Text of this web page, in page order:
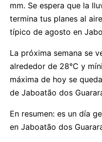
mm. Se espera que la
termina tus planes al
típico de agosto en
La próxima semana se
alrededor de 28°C y
máxima de hoy se
de Jaboatão dos
En resumen: es un día
en Jaboatão dos